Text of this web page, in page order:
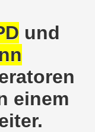
und
einem
Koalition unter
Saale Contra
des Kampfs zur
für die
stand